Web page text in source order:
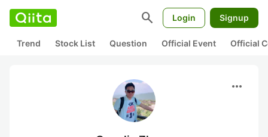
search Login Signup
Trend Stock List Question Official Event Official
more_horiz